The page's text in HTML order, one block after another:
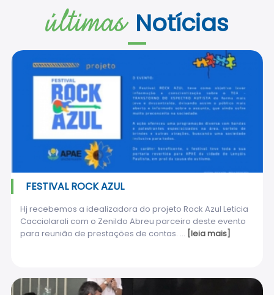
últimas Notícias
FESTIVAL ROCK AZUL
Hj recebemos a idealizadora do projeto Rock Azul Leticia
Cacciolarali com o Zenildo Abreu parceiro deste evento
para reunião de prestações de contas. ... [leia mais]